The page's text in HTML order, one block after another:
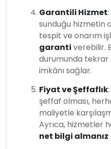
Garantili Hizmet
sunduğu hizmetin
garanti verebilir.
durumunda
imkânı sağlar.
Fiyat ve Şeffaflık
şeffaf olması,
maliyetle
Ayrıca, hizmetler
net bilgi almanız